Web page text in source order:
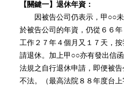
【關鍵一】退休年資：
因被告公司仍表示，甲○○未
於被告公司的年資，仍從６６
工作２７年４個月又１７天，
請退休。加上甲○○亦有發出信
法規之自行退休申請，即便被
不法。（最高法院８８年度台